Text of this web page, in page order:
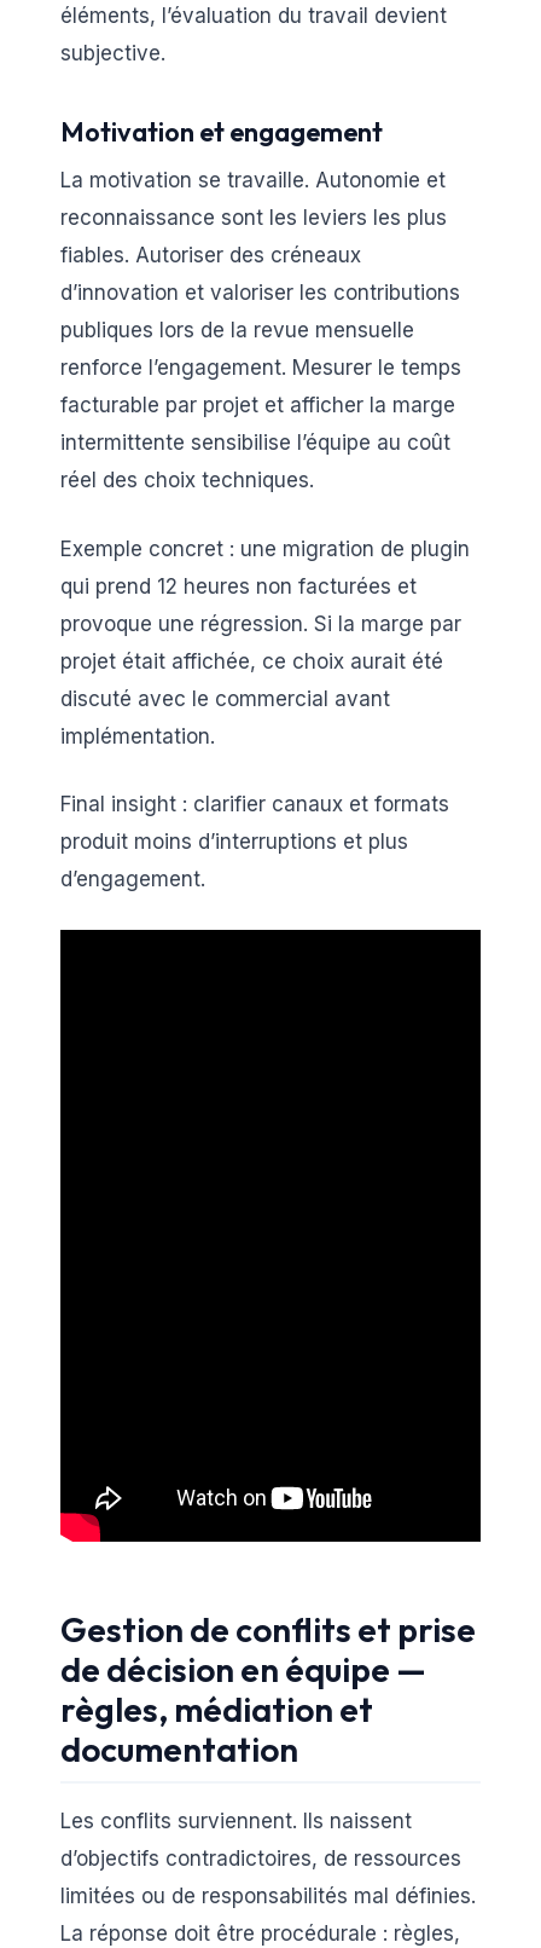
éléments, l’évaluation du travail devient
subjective.
Motivation et engagement
La motivation se travaille. Autonomie et
reconnaissance sont les leviers les plus
fiables. Autoriser des créneaux
d’innovation et valoriser les contributions
publiques lors de la revue mensuelle
renforce l’engagement. Mesurer le temps
facturable par projet et afficher la marge
intermittente sensibilise l’équipe au coût
réel des choix techniques.
Exemple concret : une migration de plugin
qui prend 12 heures non facturées et
provoque une régression. Si la marge par
projet était affichée, ce choix aurait été
discuté avec le commercial avant
implémentation.
Final insight : clarifier canaux et formats
produit moins d’interruptions et plus
d’engagement.
Gestion de conflits et prise
de décision en équipe —
règles, médiation et
documentation
Les conflits surviennent. Ils naissent
d’objectifs contradictoires, de ressources
limitées ou de responsabilités mal définies.
La réponse doit être procédurale : règles,